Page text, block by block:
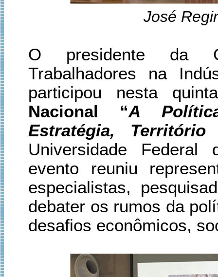
José
O presidente da
Trabalhadores na
participou nesta
Nacional “A
Estratégia, Território
Universidade
evento reuniu
especialistas,
debater os rumos da
desafios econômicos,